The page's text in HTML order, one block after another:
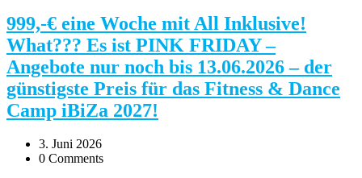
999,-€ eine Woche mit All Inklusive!
What??? Es ist PINK FRIDAY –
Angebote nur noch bis 13.06.2026 – der
günstigste Preis für das Fitness & Dance
Camp iBiZa 2027!
3. Juni 2026
0 Comments